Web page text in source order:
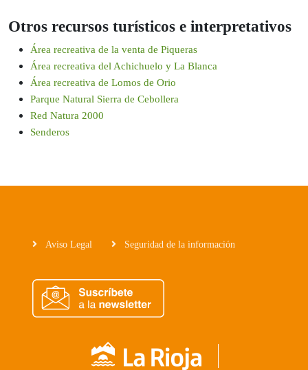
Otros recursos turísticos e interpretativos
Área recreativa de la venta de Piqueras
Área recreativa del Achichuelo y La Blanca
Área recreativa de Lomos de Orio
Parque Natural Sierra de Cebollera
Red Natura 2000
Senderos
Aviso Legal Seguridad de la información